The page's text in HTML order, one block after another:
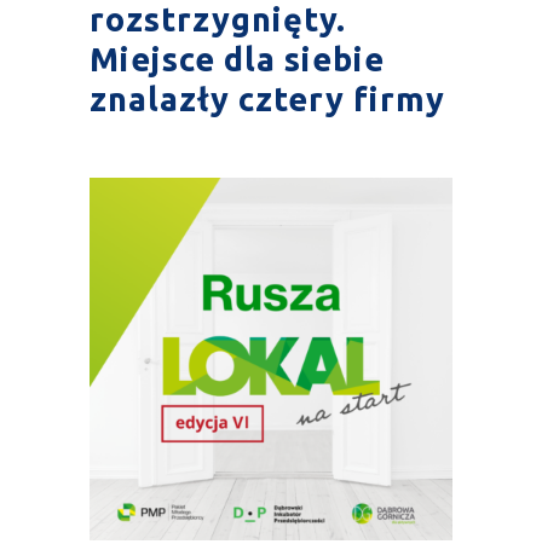
rozstrzygnięty.
Miejsce dla siebie
znalazły cztery firmy